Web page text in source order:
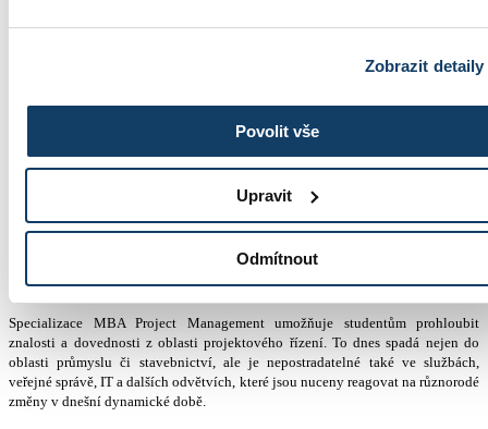
Zobrazit detaily
Povolit vše
Upravit
Odmítnout
MBA Project Management
online
Master of Business Administration (MBA)
Specializace MBA Project Management umožňuje studentům prohloubit
znalosti a dovednosti z oblasti projektového řízení. To dnes spadá nejen do
oblasti průmyslu či stavebnictví, ale je nepostradatelné také ve službách,
veřejné správě, IT a dalších odvětvích, které jsou nuceny reagovat na různorodé
změny v dnešní dynamické době.